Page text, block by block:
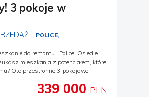
3 pokoje w
POLICE,
do remontu | Police, Osiedle
mieszkania z potencjałem, które
Oto przestronne 3-pokojowe
propozycja dla osób, które cenią sobie
339 000 PLN